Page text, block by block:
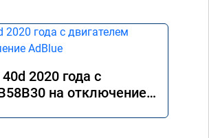
2020 года с
на отключение